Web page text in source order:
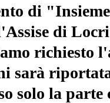
di
di
richiesto
sarà
solo la